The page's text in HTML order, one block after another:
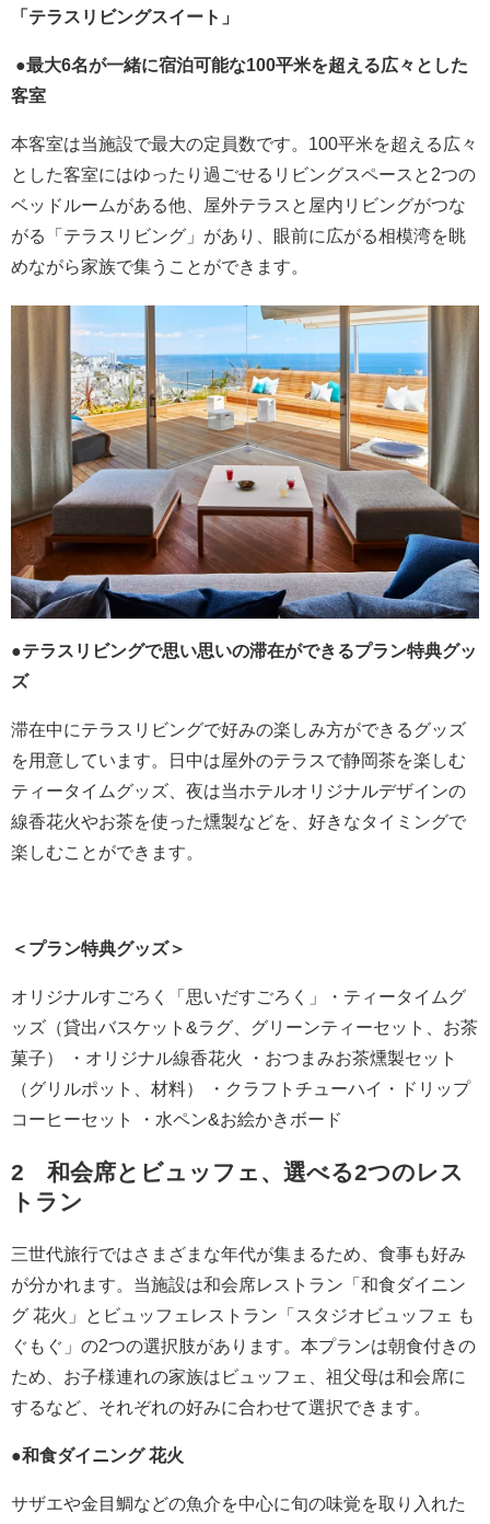
「テラスリビングスイート」
●最大6名が一緒に宿泊可能な100平米を超える広々とした
客室
本客室は当施設で最大の定員数です。100平米を超える広々
とした客室にはゆったり過ごせるリビングスペースと2つの
ベッドルームがある他、屋外テラスと屋内リビングがつな
がる「テラスリビング」があり、眼前に広がる相模湾を眺
めながら家族で集うことができます。
●テラスリビングで思い思いの滞在ができるプラン特典グッ
ズ
滞在中にテラスリビングで好みの楽しみ方ができるグッズ
を用意しています。日中は屋外のテラスで静岡茶を楽しむ
ティータイムグッズ、夜は当ホテルオリジナルデザインの
線香花火やお茶を使った燻製などを、好きなタイミングで
楽しむことができます。
＜プラン特典グッズ＞
オリジナルすごろく「思いだすごろく」・ティータイムグ
ッズ（貸出バスケット&ラグ、グリーンティーセット、お茶
菓子） ・オリジナル線香花火 ・おつまみお茶燻製セット
（グリルポット、材料） ・クラフトチューハイ・ドリップ
コーヒーセット ・水ペン&お絵かきボード
2 和会席とビュッフェ、選べる2つのレス
トラン
三世代旅行ではさまざまな年代が集まるため、食事も好み
が分かれます。当施設は和会席レストラン「和食ダイニン
グ 花火」とビュッフェレストラン「スタジオビュッフェ も
ぐもぐ」の2つの選択肢があります。本プランは朝食付きの
ため、お子様連れの家族はビュッフェ、祖父母は和会席に
するなど、それぞれの好みに合わせて選択できます。
●和食ダイニング 花火
サザエや金目鯛などの魚介を中心に旬の味覚を取り入れた